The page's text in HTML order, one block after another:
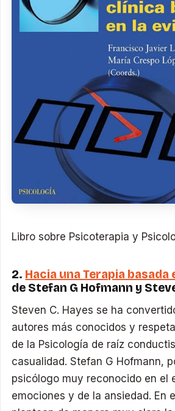
Libro sobre Psicoterapia y
2. Hacia una Terapia basada
de Stefan G Hofmann y
Steven C. Hayes se ha
autores más conocidos y
de la Psicología de raíz
casualidad. Stefan G Hofmann,
psicólogo muy reconocido en el
emociones y de la ansiedad. En